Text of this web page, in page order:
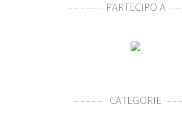
PARTECIPO A
CATEGORIE